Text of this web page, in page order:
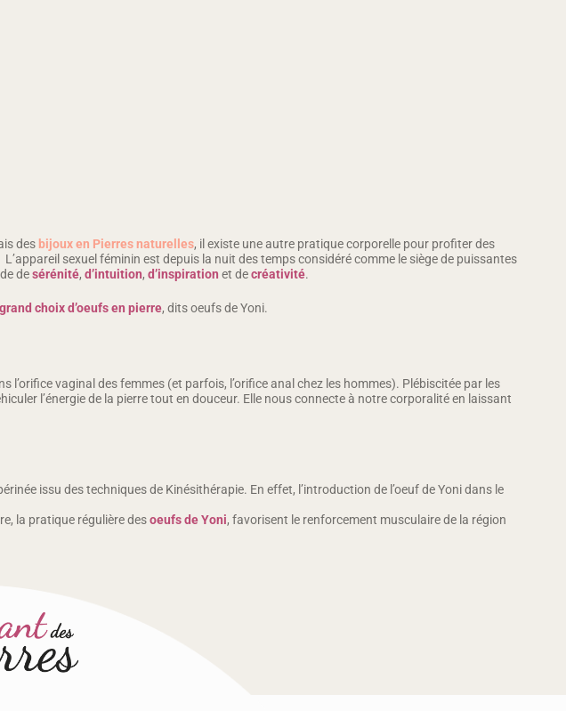
des bijoux en Pierres naturelles, il existe une autre pratique corporelle pour profiter des
sexuel féminin est depuis la nuit des temps considéré comme le siège de puissantes
desérénité, d’intuition, d’inspiration et decréativité.
grand choix d’oeufs en pierre, dits oeufs de Yoni.
l’orifice vaginal des femmes (et parfois, l’orifice anal chez les hommes). Plébiscitée par les
l’énergie de la pierre tout en douceur. Elle nous connecte à notre corporalité en laissant
issu des techniques de Kinésithérapie. En effet, l’introduction de l’oeuf de Yoni dans le
la pratique régulière desoeufs de Yoni, favorisent le renforcement musculaire de la région